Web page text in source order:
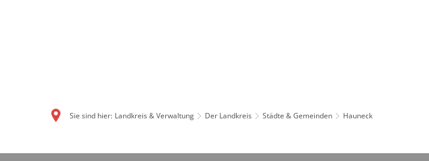
Sie sind hier: Landkreis & Verwaltung Der Landkreis Städte & Gemeinden Hauneck